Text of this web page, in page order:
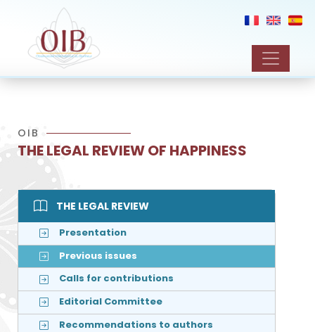
OIB
THE LEGAL REVIEW OF HAPPINESS
THE LEGAL REVIEW
Presentation
Previous issues
Calls for contributions
Editorial Committee
Recommendations to authors